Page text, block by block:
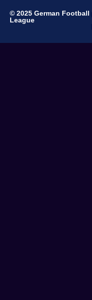
© 2025 German Football
League